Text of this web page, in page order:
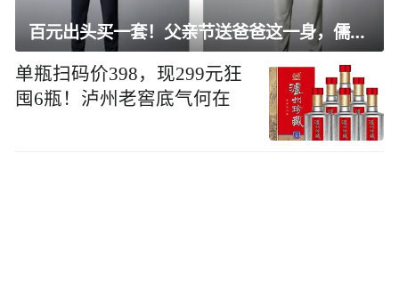
百元出头买一套！父亲节送爸爸这一身，儒雅有型还凉爽
单瓶扫码价398，现299元狂
囤6瓶！泸州老窖底气何在